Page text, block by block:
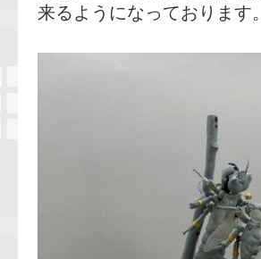
来るようになっております。